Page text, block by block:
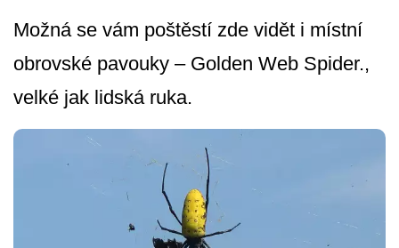
Možná se vám poštěstí zde vidět i místní
obrovské pavouky – Golden Web Spider.,
velké jak lidská ruka.